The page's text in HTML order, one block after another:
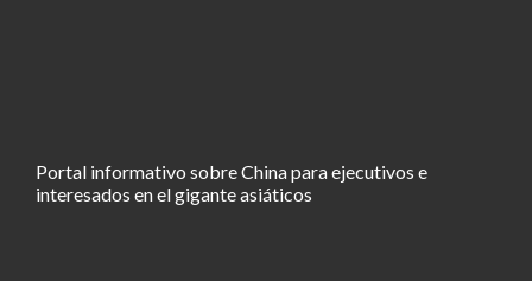
Portal informativo sobre China para ejecutivos e
interesados en el gigante asiáticos